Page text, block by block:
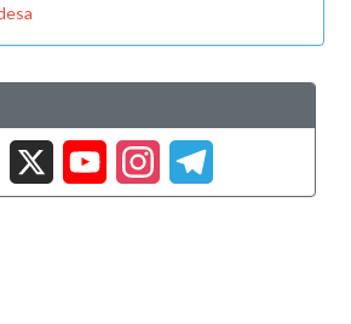
Facebook
X